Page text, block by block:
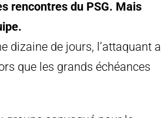
rencontres du PSG. Mais
dizaine de jours, l’attaquant a
que les grands échéances